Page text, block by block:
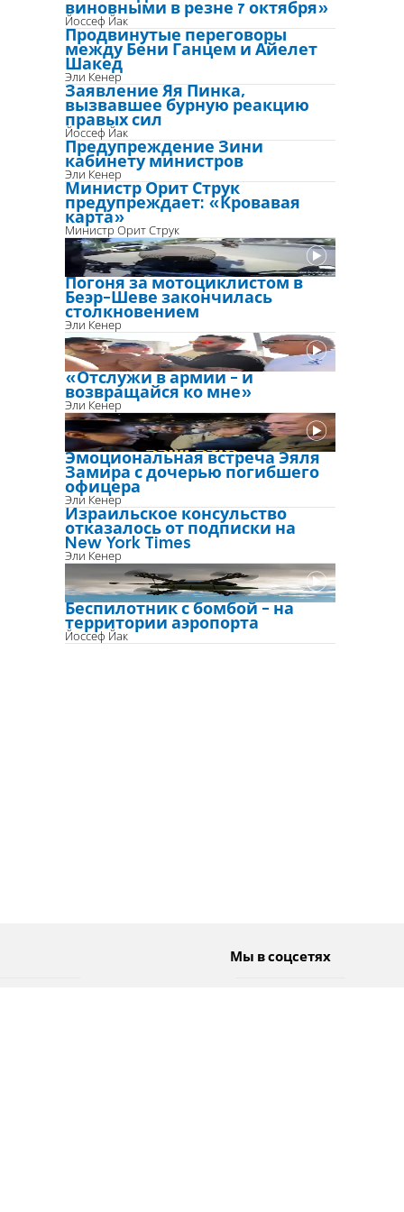
виновными в резне 7 октября»
Йоссеф Йак
Продвинутые переговоры
между Бени Ганцем и Айелет
Шакед
Эли Кенер
Заявление Яя Пинка,
вызвавшее бурную реакцию
правых сил
Йоссеф Йак
Предупреждение Зини
кабинету министров
Эли Кенер
Министр Орит Струк
предупреждает: «Кровавая
карта»
Министр Орит Струк
Погоня за мотоциклистом в
Беэр-Шеве закончилась
столкновением
Эли Кенер
«Отслужи в армии - и
возвращайся ко мне»
Эли Кенер
Эмоциональная встреча Эяля
Замира с дочерью погибшего
офицера
Эли Кенер
Израильское консульство
отказалось от подписки на
New York Times
Эли Кенер
Беспилотник с бомбой - на
территории аэропорта
Йоссеф Йак
Мы в соцсетях